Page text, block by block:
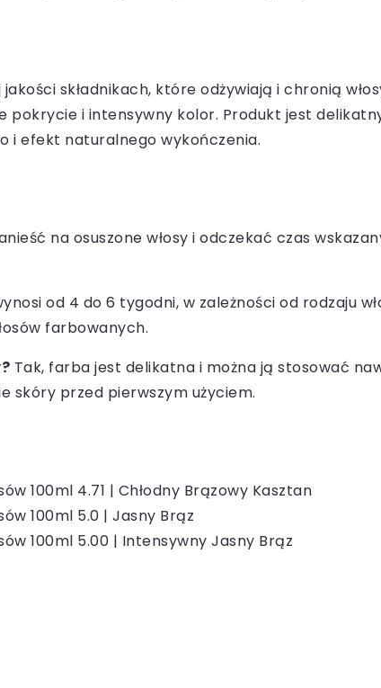
składnikach, które odżywiają i chronią
i intensywny kolor. Produkt jest
i efekt naturalnego wykończenia.
na osuszone włosy i odczekać czas
od 4 do 6 tygodni, w zależności od rodzaju
farbowanych.
Tak, farba jest delikatna i można ją stosować
skóry przed pierwszym użyciem.
100ml 4.71 | Chłodny Brązowy Kasztan
100ml 5.0 | Jasny Brąz
100ml 5.00 | Intensywny Jasny Brąz